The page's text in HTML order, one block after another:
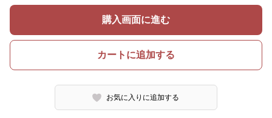
購入画面に進む
カートに追加する
お気に入りに追加する